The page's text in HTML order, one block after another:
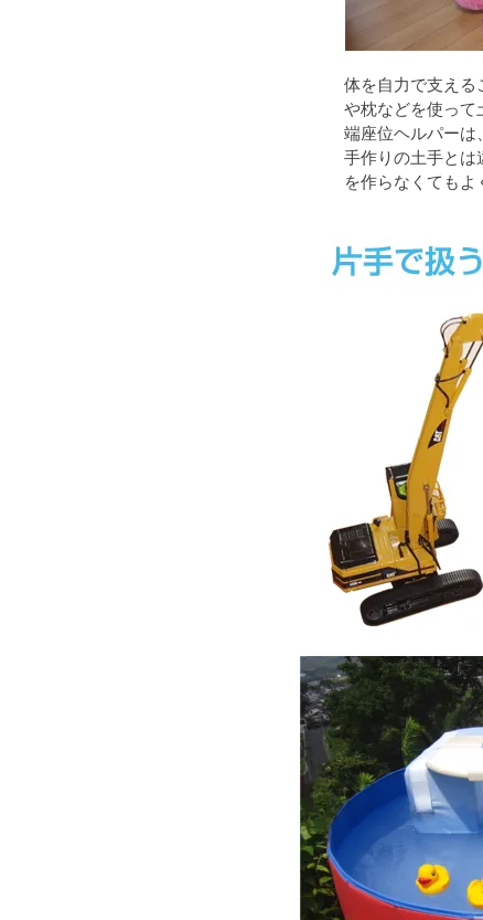
体を自力で支える
や枕などを使って
端座位ヘルパーは
手作りの土手とは
を作らなくてもよ